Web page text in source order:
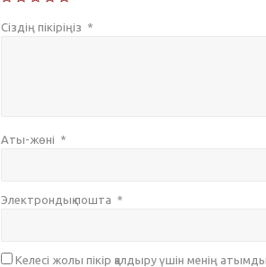
Сіздің пікіріңіз *
Аты-жөні *
Электрондық пошта *
Келесі жолы пікір қалдыру үшін менің